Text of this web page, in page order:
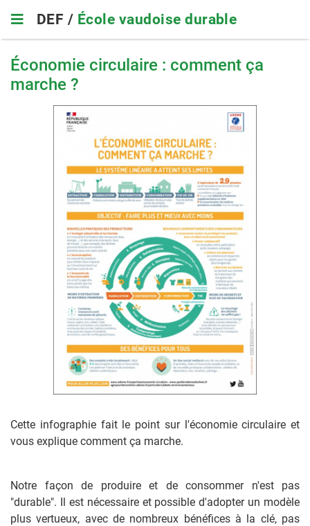
main
navigation
DEF / École vaudoise durable
Économie circulaire : comment ça
marche ?
Cette infographie fait le point sur l'économie circulaire et
vous explique comment ça marche.
Notre façon de produire et de consommer n'est pas
"durable". Il est nécessaire et possible d'adopter un modèle
plus vertueux, avec de nombreux bénéfices à la clé, pas